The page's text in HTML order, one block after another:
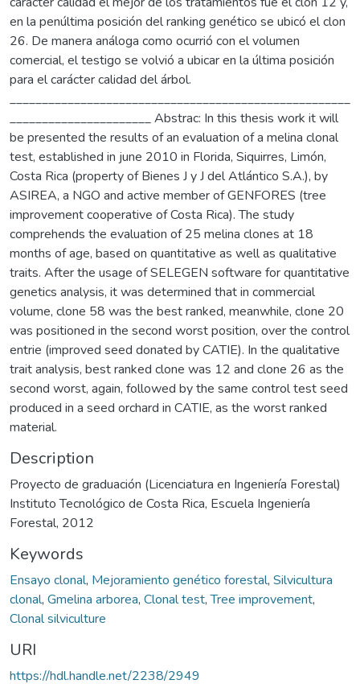
en la penúltima posición del ranking genético se ubicó el clon
26. De manera análoga como ocurrió con el volumen
comercial, el testigo se volvió a ubicar en la última posición
para el carácter calidad del árbol.
_____________________________________________________
______________________ Abstrac: In this thesis work it will
be presented the results of an evaluation of a melina clonal
test, established in june 2010 in Florida, Siquirres, Limón,
Costa Rica (property of Bienes J y J del Atlántico S.A.), by
ASIREA, a NGO and active member of GENFORES (tree
improvement cooperative of Costa Rica). The study
comprehends the evaluation of 25 melina clones at 18
months of age, based on quantitative as well as qualitative
traits. After the usage of SELEGEN software for quantitative
genetics analysis, it was determined that in commercial
volume, clone 58 was the best ranked, meanwhile, clone 20
was positioned in the second worst position, over the control
entrie (improved seed donated by CATIE). In the qualitative
trait analysis, best ranked clone was 12 and clone 26 as the
second worst, again, followed by the same control test seed
produced in a seed orchard in CATIE, as the worst ranked
material.
Description
Proyecto de graduación (Licenciatura en Ingeniería Forestal)
Instituto Tecnológico de Costa Rica, Escuela Ingeniería
Forestal, 2012
Keywords
Ensayo clonal, Mejoramiento genético forestal, Silvicultura
clonal, Gmelina arborea, Clonal test,Tree improvement,
Clonal silviculture
URI
https://hdl.handle.net/2238/2949